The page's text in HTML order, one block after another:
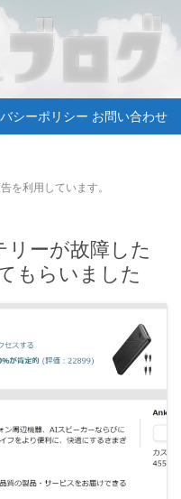
シーポリシー お問い合わせ
を利用しています。
ーが故障した
もらいました